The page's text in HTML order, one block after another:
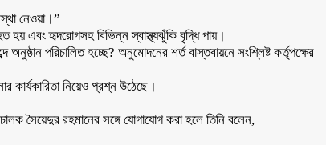
নেওয়া।”
হয় এবং হৃদরোগসহ বিভিন্ন স্বাস্থ্যঝুঁকি বৃদ্ধি পায়।
পরিচালিত হচ্ছে? অনুমোদনের শর্ত বাস্তবায়নে সংশ্লিষ্ট কর্তৃপক্ষের
কার্যকারিতা নিয়েও প্রশ্ন উঠেছে।
সৈয়েদুর রহমানের সঙ্গে যোগাযোগ করা হলে তিনি বলেন,